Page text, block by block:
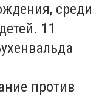
среди
11
против